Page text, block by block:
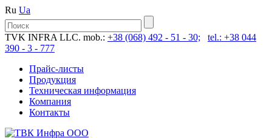
Ru Ua
TVK INFRA LLC. mob.: +38 (068) 492 - 51 - 30;
tel.: +38 044
390 - 3 - 777
Прайс-листы
Продукция
Техническая информация
Компания
Контакты